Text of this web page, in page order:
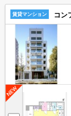
賃貸マンション コン